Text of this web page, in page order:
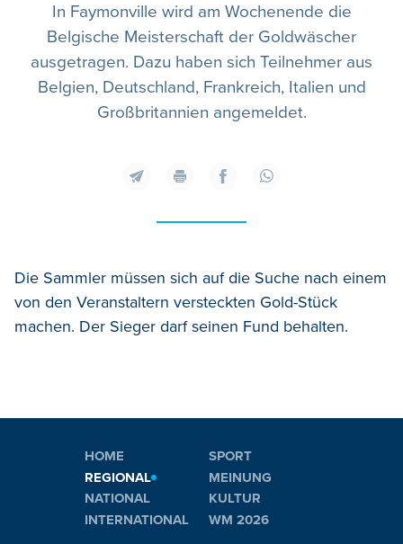
In Faymonville wird am Wochenende die
Belgische Meisterschaft der Goldwäscher
ausgetragen. Dazu haben sich Teilnehmer aus
Belgien, Deutschland, Frankreich, Italien und
Großbritannien angemeldet.
Die Sammler müssen sich auf die Suche nach einem
von den Veranstaltern versteckten Gold-Stück
machen. Der Sieger darf seinen Fund behalten.
HOME
REGIONAL
NATIONAL
INTERNATIONAL
SPORT
MEINUNG
KULTUR
WM 2026